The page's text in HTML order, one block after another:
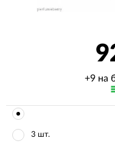
+9 на
3 шт.